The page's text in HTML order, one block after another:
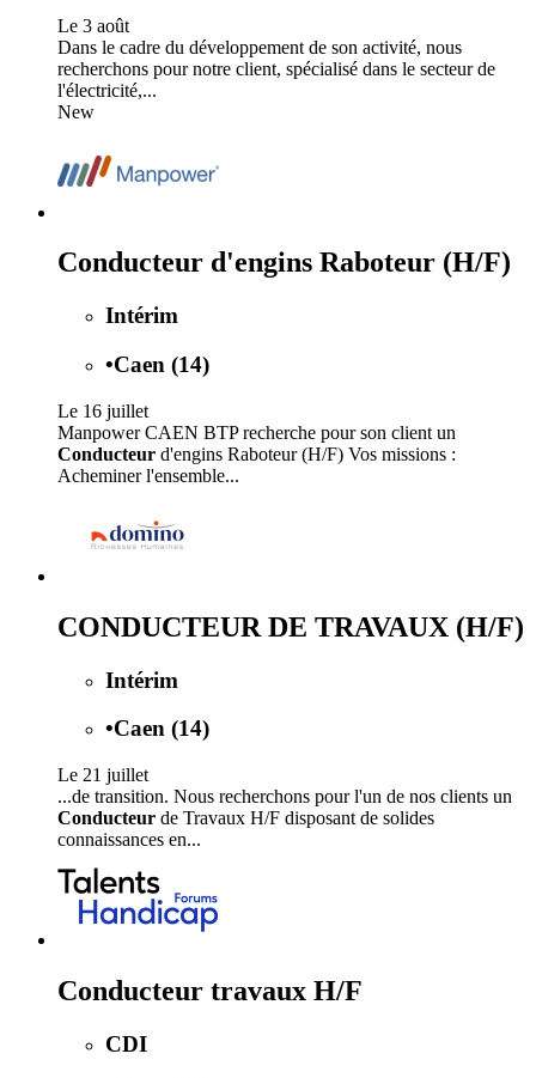
Le 3 août
Dans le cadre du développement de son activité, nous
recherchons pour notre client, spécialisé dans le secteur de
l'électricité,...
New
Conducteur d'engins Raboteur (H/F)
Intérim
•Caen (14)
Le 16 juillet
Manpower CAEN BTP recherche pour son client un
Conducteur d'engins Raboteur (H/F) Vos missions :
Acheminer l'ensemble...
CONDUCTEUR DE TRAVAUX (H/F)
Intérim
•Caen (14)
Le 21 juillet
...de transition. Nous recherchons pour l'un de nos clients un
Conducteur de Travaux H/F disposant de solides
connaissances en...
Conducteur travaux H/F
CDI